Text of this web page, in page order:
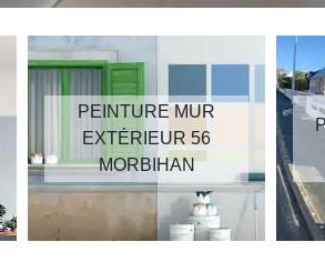
PEINTURE MUR
EXTÉRIEUR 56
MORBIHAN